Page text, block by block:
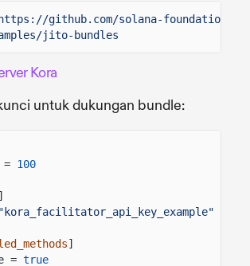
github.com/solana-foundation/
jito-bundles
Kora
untuk dukungan bundle:
100
]
"kora_facilitator_api_key_example"
]
= true